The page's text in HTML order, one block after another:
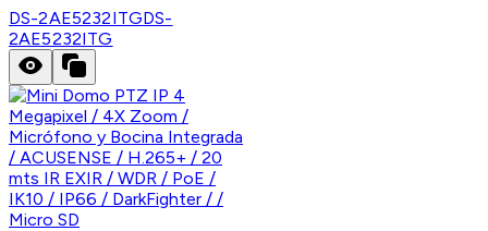
DS-2AE5232ITGDS-
2AE5232ITG